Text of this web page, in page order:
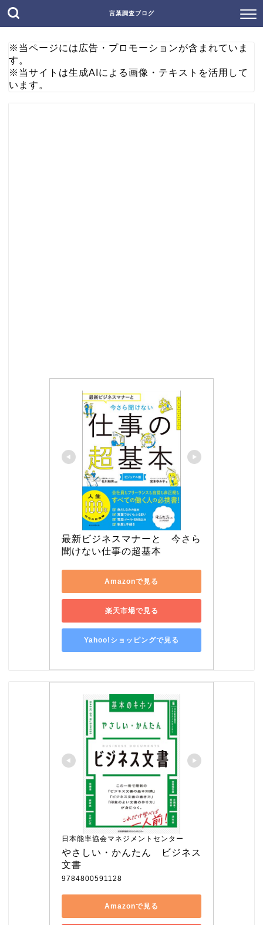
言葉調査ブログ
※当ページには広告・プロモーションが含まれていま
す。
※当サイトは生成AIによる画像・テキストを活用して
います。
最新ビジネスマナーと　今さら
聞けない仕事の超基本
Amazonで見る
楽天市場で見る
Yahoo!ショッピングで見る
日本能率協会マネジメントセンター
やさしい・かんたん　ビジネス
文書
9784800591128
Amazonで見る